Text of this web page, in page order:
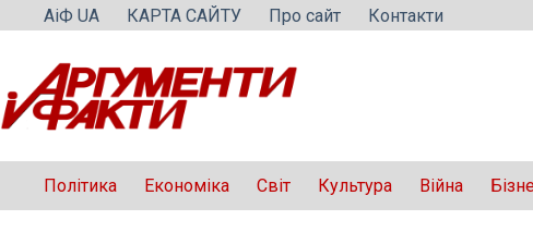
Перейти
вмісту
АіФ UA КАРТА САЙТУ Про сайт Контакти
Політика Економіка Світ Культура Війна